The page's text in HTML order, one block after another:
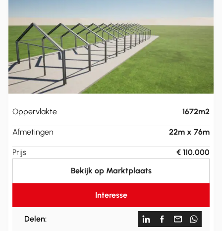
Oppervlakte 1672m2
Afmetingen 22m x 76m
Prijs
€ 110.000
Bekijk op Marktplaats
Interesse
Delen: